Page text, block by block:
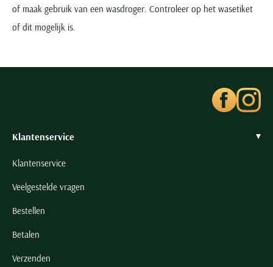
of maak gebruik van een wasdroger. Controleer op het wasetiket
of dit mogelijk is.
Klantenservice
Klantenservice
Veelgestelde vragen
Bestellen
Betalen
Verzenden